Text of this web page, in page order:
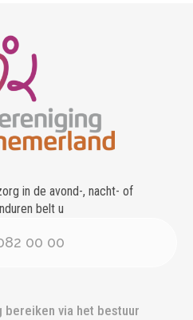
in de avond-, nacht- of
belt u
00 00
bereiken via het bestuur